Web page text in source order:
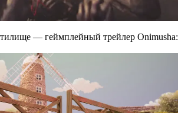
— геймплейный трейлер Onimusha: